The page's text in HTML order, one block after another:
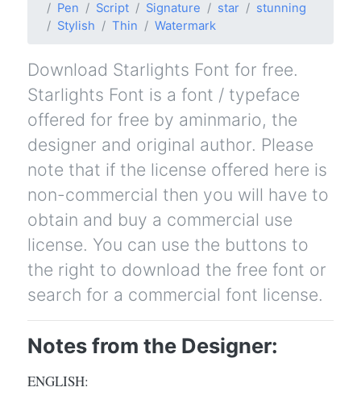
Pen
Script Signature star
stunning
Stylish
Thin Watermark
Download Starlights Font for free.
Starlights Font is a font / typeface
offered for free by aminmario, the
designer and original author. Please
note that if the license offered here is
non-commercial then you will have to
obtain and buy a commercial use
license. You can use the buttons to
the right to download the free font or
search for a commercial font license.
Notes from the Designer:
ENGLISH: